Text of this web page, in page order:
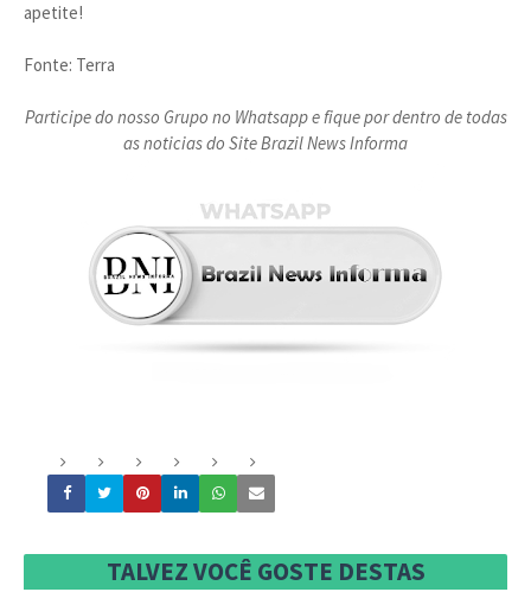
apetite!
Fonte: Terra
Participe do nosso Grupo no Whatsapp e fique por dentro de todas
as noticias do Site Brazil News Informa
TALVEZ VOCÊ GOSTE DESTAS